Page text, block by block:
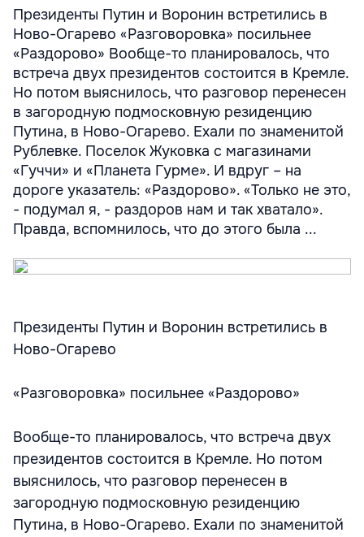
Президенты Путин и Воронин встретились в
Ново-Огарево «Разговоровка» посильнее
«Раздорово» Вообще-то планировалось, что
встреча двух президентов состоится в Кремле.
Но потом выяснилось, что разговор перенесен
в загородную подмосковную резиденцию
Путина, в Ново-Огарево. Ехали по знаменитой
Рублевке. Поселок Жуковка с магазинами
«Гуччи» и «Планета Гурме». И вдруг – на
дороге указатель: «Раздорово». «Только не это,
- подумал я, - раздоров нам и так хватало».
Правда, вспомнилось, что до этого была ...
Президенты Путин и Воронин встретились в
Ново-Огарево
«Разговоровка» посильнее «Раздорово»
Вообще-то планировалось, что встреча двух
президентов состоится в Кремле. Но потом
выяснилось, что разговор перенесен в
загородную подмосковную резиденцию
Путина, в Ново-Огарево. Ехали по знаменитой